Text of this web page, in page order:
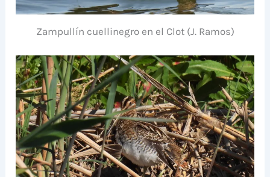
Zampullín cuellinegro en el Clot (J. Ramos)